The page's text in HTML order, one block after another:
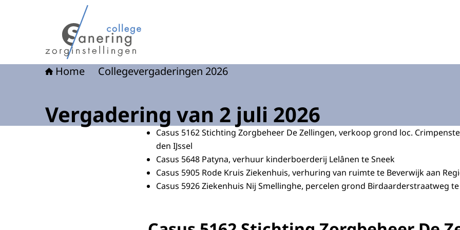
Naar de homepage van College sanering - Een zelfstandig bestuursorgaan op het terrein van de
Home Collegevergaderingen 2026
Vergadering van 2 juli 2026
Casus 5162 Stichting Zorgbeheer De Zellingen, verkoop grond loc.
den IJssel
Casus 5648 Patyna, verhuur kinderboerderij Lelânen te Sneek
Casus 5905 Rode Kruis Ziekenhuis, verhuring van ruimte te Beverwijk aan
Casus 5926 Ziekenhuis Nij Smellinghe, percelen grond Birdaarderstraatweg